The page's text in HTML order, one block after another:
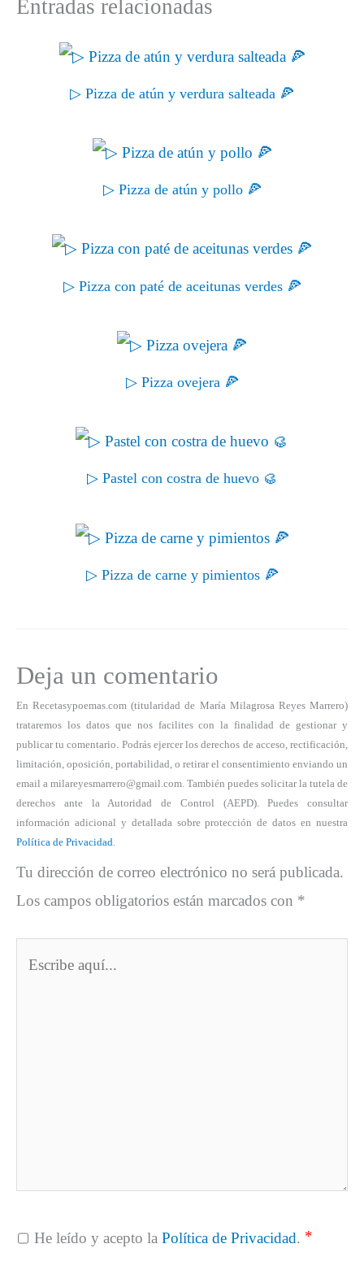
Entradas relacionadas
▷ Pizza de atún y verdura salteada 🍕
▷ Pizza de atún y pollo 🍕
▷ Pizza con paté de aceitunas verdes 🍕
▷ Pizza ovejera 🍕
▷ Pastel con costra de huevo 🥮
▷ Pizza de carne y pimientos 🍕
Deja un comentario
En Recetasypoemas.com (titularidad de María Milagrosa Reyes Marrero)
trataremos los datos que nos facilites con la finalidad de gestionar y
publicar tu comentario. Podrás ejercer los derechos de acceso, rectificación,
limitación, oposición, portabilidad, o retirar el consentimiento enviando un
email a milareyesmarrero@gmail.com. También puedes solicitar la tutela de
derechos ante la Autoridad de Control (AEPD). Puedes consultar
información adicional y detallada sobre protección de datos en nuestra
Política de Privacidad.
Tu dirección de correo electrónico no será publicada.
Los campos obligatorios están marcados con *
He leído y acepto la Política de Privacidad. *